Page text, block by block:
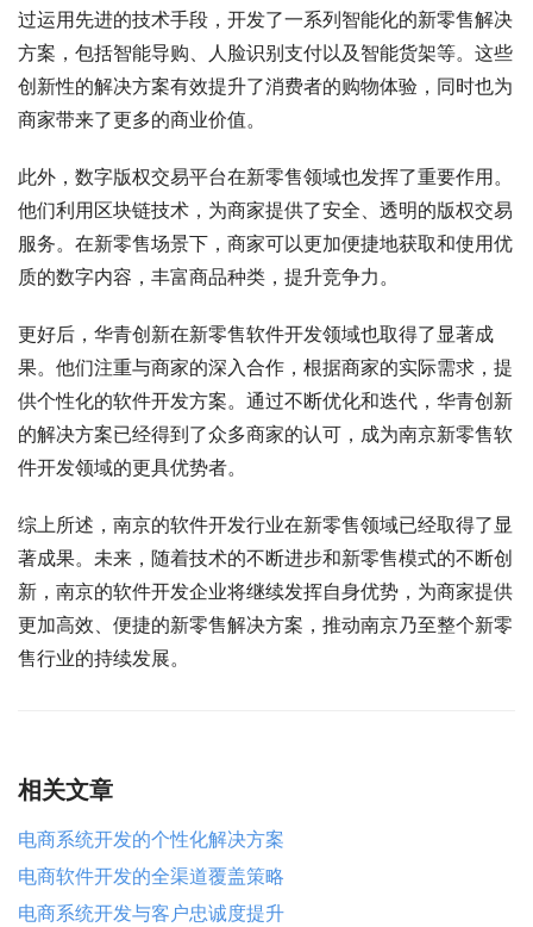
过运用先进的技术手段，开发了一系列智能化的新零售解决
方案，包括智能导购、人脸识别支付以及智能货架等。这些
创新性的解决方案有效提升了消费者的购物体验，同时也为
商家带来了更多的商业价值。
此外，数字版权交易平台在新零售领域也发挥了重要作用。
他们利用区块链技术，为商家提供了安全、透明的版权交易
服务。在新零售场景下，商家可以更加便捷地获取和使用优
质的数字内容，丰富商品种类，提升竞争力。
更好后，华青创新在新零售软件开发领域也取得了显著成
果。他们注重与商家的深入合作，根据商家的实际需求，提
供个性化的软件开发方案。通过不断优化和迭代，华青创新
的解决方案已经得到了众多商家的认可，成为南京新零售软
件开发领域的更具优势者。
综上所述，南京的软件开发行业在新零售领域已经取得了显
著成果。未来，随着技术的不断进步和新零售模式的不断创
新，南京的软件开发企业将继续发挥自身优势，为商家提供
更加高效、便捷的新零售解决方案，推动南京乃至整个新零
售行业的持续发展。
相关文章
电商系统开发的个性化解决方案
电商软件开发的全渠道覆盖策略
电商系统开发与客户忠诚度提升